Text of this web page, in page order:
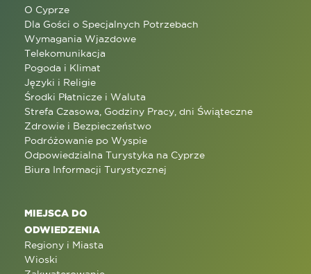
O Cyprze
Dla Gości o Specjalnych Potrzebach
Wymagania Wjazdowe
Telekomunikacja
Pogoda i Klimat
Języki i Religie
Środki Płatnicze i Waluta
Strefa Czasowa, Godziny Pracy, dni Świąteczne
Zdrowie i Bezpieczeństwo
Podróżowanie po Wyspie
Odpowiedzialna Turystyka na Cyprze
Biura Informacji Turystycznej
MIEJSCA DO
ODWIEDZENIA
Regiony i Miasta
Wioski